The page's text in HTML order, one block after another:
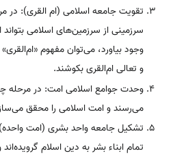
تقویت جامعه اسلامی (ام القری): در
سرزمینی از سرزمین‌های اسلامی
وجود بیاورد، می‌توان مفهوم
و تعالی ام‌القری بکوشند.
وحدت جوامع اسلامی امت: در مرحله
می‌رسند و امت اسلامی را محقق
تشکیل جامعه واحد بشری (امت
تمام ابناء بشر به دین اسلام